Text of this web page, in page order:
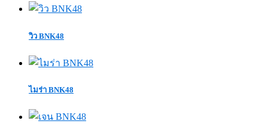
วิว BNK48
ไมร่า BNK48